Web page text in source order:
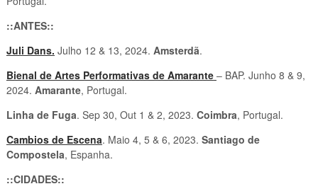
::ANTES::
Juli Dans. Julho 12 & 13, 2024. Amsterdã.
Bienal de Artes Performativas de Amarante – BAP. Junho 8 & 9,
2024. Amarante, Portugal.
Linha de Fuga. Sep 30, Out 1 & 2, 2023. Coimbra, Portugal.
Cambios de Escena. Maio 4, 5 & 6, 2023. Santiago de
Compostela, Espanha.
::CIDADES::